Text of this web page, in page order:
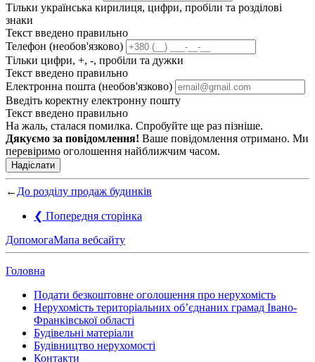
Тільки українська кирилиця, цифри, пробіли та розділові
знаки
Текст введено правильно
Телефон (необов'язково)
Тільки цифри, +, -, пробіли та дужки
Текст введено правильно
Електронна пошта (необов'язково)
Введіть коректну електронну пошту
Текст введено правильно
На жаль, сталася помилка. Спробуйте ще раз пізніше.
Дякуємо за повідомлення! Ваше повідомлення отримано. Ми
перевіримо оголошення найближчим часом.
Надіслати
← До розділу продаж будинків
❮ Попередня сторінка
ДопомогаМапа вебсайту
Головна
Подати безкоштовне оголошення про нерухомість
Нерухомість територіальних об’єднаних грамад Івано-
Франківської області
Будівельні матеріали
Будівництво нерухомості
Контакти